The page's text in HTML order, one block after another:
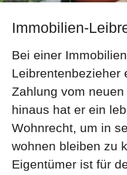
Immobilien-
Bei einer
Leibrentenbezieher
Zahlung vom
hinaus hat er ein
Wohnrecht, um in
wohnen bleiben zu
Eigentümer ist für